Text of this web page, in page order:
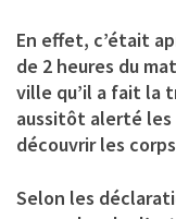
En effet, c’était
de 2 heures du
ville qu’il a fait la
aussitôt alerté les
découvrir les
Selon les